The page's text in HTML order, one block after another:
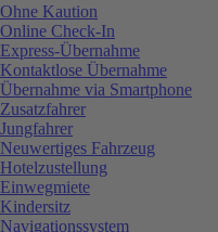
Ohne Kaution
Online Check-In
Express-Übernahme
Kontaktlose Übernahme
Übernahme via Smartphone
Zusatzfahrer
Jungfahrer
Neuwertiges Fahrzeug
Hotelzustellung
Einwegmiete
Kindersitz
Navigationssystem